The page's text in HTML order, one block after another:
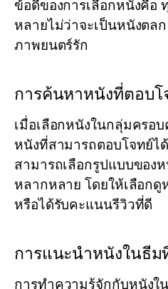
ข้อดีของการเลือกหนังคือ
หลายไม่ว่าจะเป็นหนังตล
ภาพยนตร์รัก
การค้นหาหนังที่ตอบโ
เมื่อเลือกหนังในกลุ่มครอ
หนังที่สามารถตอบโจทย์ไ
สามารถเลือกรูปแบบของ
หลากหลาย โดยให้เลือก
หรือได้รับคะแนนรีวิวที่ดี
การแนะนำหนังในธีม
การทำความรู้จักกับหนังใ